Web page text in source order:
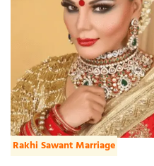
Rakhi Sawant Marriage